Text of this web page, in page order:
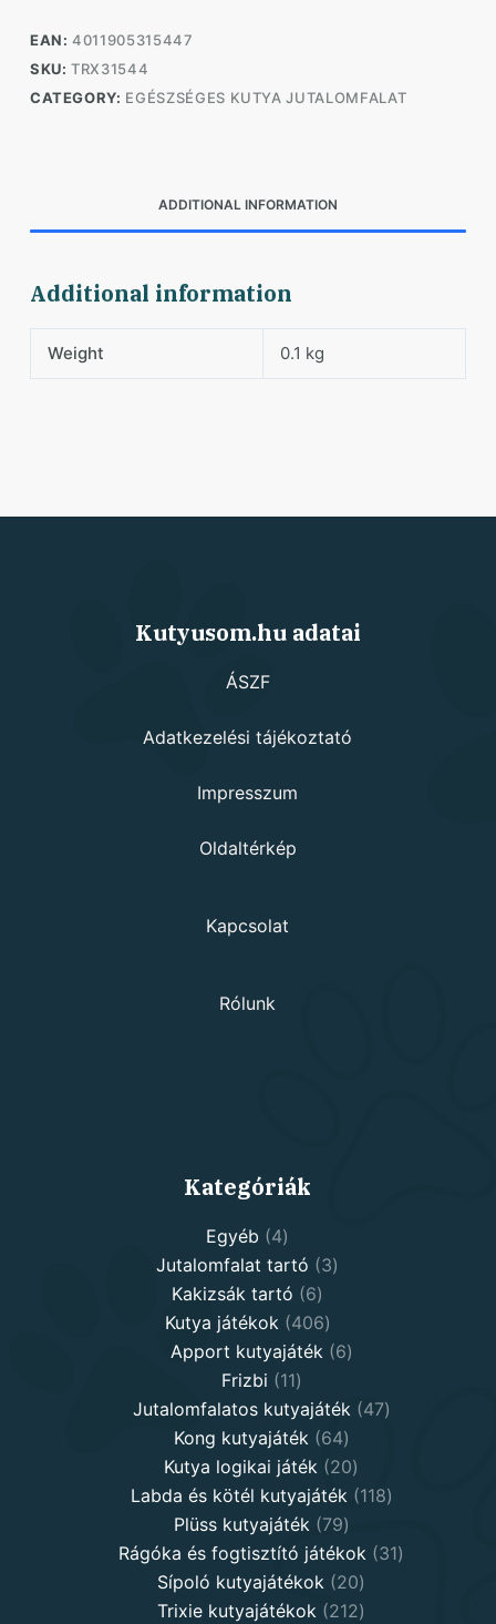
EAN:4011905315447
SKU:TRX31544
CATEGORY: EGÉSZSÉGES KUTYA JUTALOMFALAT
ADDITIONAL INFORMATION
Additional information
Weight 0.1 kg
Kutyusom.hu adatai
ÁSZF
Adatkezelési tájékoztató
Impresszum
Oldaltérkép
Kapcsolat
Rólunk
Kategóriák
Egyéb 44
products
Jutalomfalat tartó 33
Kakizsák tartó 66
products
Kutya játékok 406406
products
Apport kutyajáték 66
Frizbi 1111
products
Jutalomfalatos kutyajáték 4747
Kong kutyajáték 6464
products
Kutya logikai játék 2020
products
Labda és kötél kutyajáték 118118
Plüss kutyajáték 7979
products
Rágóka és fogtisztító játékok 3131
Sípoló kutyajátékok 2020
products
Trixie kutyajátékok 212212